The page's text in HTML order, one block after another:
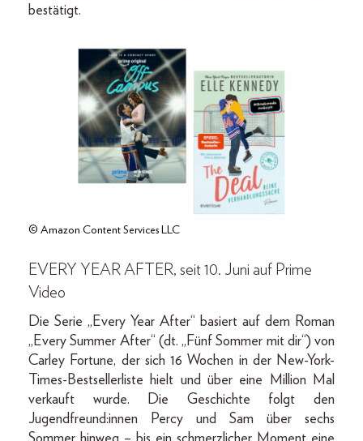
bestätigt.
© Amazon Content Services LLC
EVERY YEAR AFTER, seit 10. Juni auf Prime
Video
Die Serie „Every Year After“ basiert auf dem Roman
„Every Summer After“ (dt. „Fünf Sommer mit dir“) von
Carley Fortune, der sich 16 Wochen in der New-York-
Times-Bestsellerliste hielt und über eine Million Mal
verkauft wurde. Die Geschichte folgt den
Jugendfreund:innen Percy und Sam über sechs